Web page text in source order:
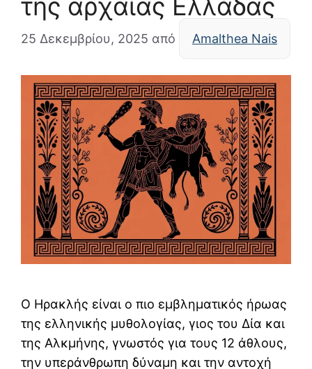
της αρχαίας Ελλάδας
25 Δεκεμβρίου, 2025 από Amalthea Nais
Ο Ηρακλής είναι ο πιο εμβληματικός ήρωας
της ελληνικής μυθολογίας, γιος του Δία και
της Αλκμήνης, γνωστός για τους 12 άθλους,
την υπεράνθρωπη δύναμη και την αντοχή